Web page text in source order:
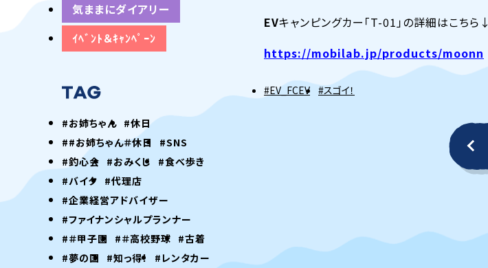
EVキャンピングカー「T-01」の詳細はこちら↓
https://mobilab.jp/products/moonn
#EV_FCEV #スゴイ！
気ままにダイアリー
ｲﾍﾞﾝﾄ＆ｷｬﾝﾍﾟｰﾝ
#お姉ちゃん #休日
##お姉ちゃん＃休日
#SNS
#釣心会 #おみくじ
#食べ歩き
#バイク #代理店
#企業経営アドバイザー
#ファイナンシャルプランナー
#＃甲子園
#＃高校野球 #古着
#夢の国
#知っ得！
#レンタカー